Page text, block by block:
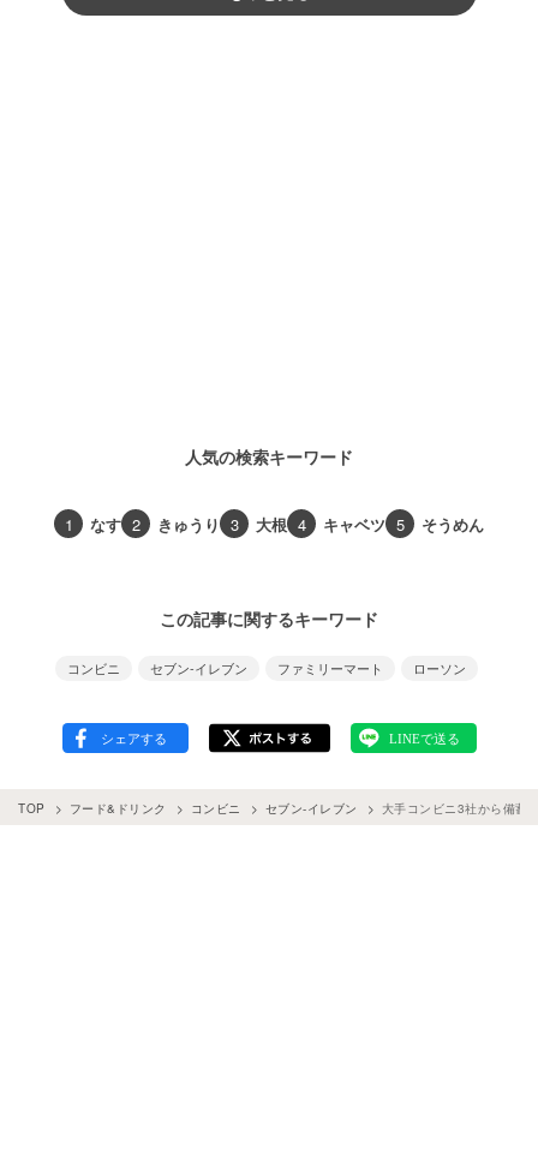
人気の検索キーワード
1 なす 2 きゅうり 3 大根 4 キャベツ 5 そうめん
この記事に関するキーワード
コンビニ セブン-イレブン ファミリーマート ローソン
TOP フード&ドリンク コンビニ セブン-イレブン 大手コンビニ3社から備蓄